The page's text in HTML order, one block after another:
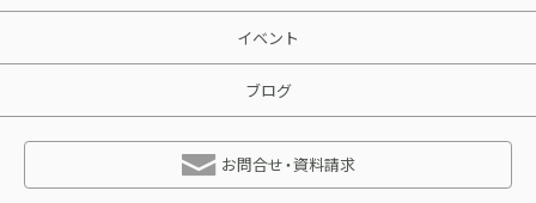
イベント
ブログ
お問合せ・資料請求